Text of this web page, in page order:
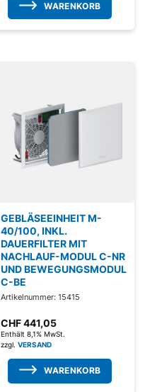
WARENKORB
GEBLÄSEEINHEIT M-
40/100, INKL.
DAUERFILTER MIT
NACHLAUF-MODUL C-NR
UND BEWEGUNGSMODUL
C-BE
Artikelnummer: 15415
CHF441,05
Enthält 8,1% MwSt.
zzgl. VERSAND
WARENKORB